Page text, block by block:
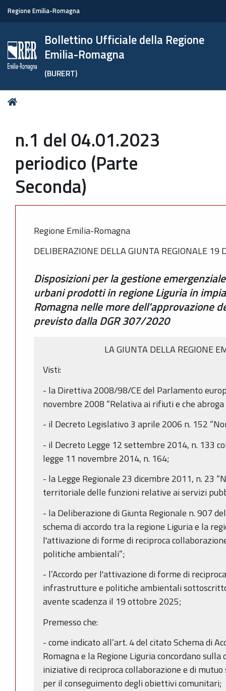
Regione Emilia-Romagna
Bollettino Ufficiale della Regione
Emilia-Romagna
(BURERT)
Tu
n.1 del 04.01.2023
periodico (Parte
Seconda)
Regione Emilia-Romagna
DELIBERAZIONE DELLA GIUNTA REGIONALE
Disposizioni per la gestione
urbani prodotti in regione Liguria in
Romagna nelle more dell'approvazione
previsto dalla DGR 307/2020
LA GIUNTA DELLA REGIONE
Visti:
- la Direttiva 2008/98/CE del Parlamento
novembre 2008 “Relativa ai rifiuti e che
- il Decreto Legislativo 3 aprile 2006 n. 152
- il Decreto Legge 12 settembre 2014, n. 133
legge 11 novembre 2014, n. 164;
- la Legge Regionale 23 dicembre 2011, n. 23
territoriale delle funzioni relative ai servizi
- la Deliberazione di Giunta Regionale n. 907
schema di accordo tra la regione Liguria e la
l'attivazione di forme di reciproca
politiche ambientali”;
- l’Accordo per l'attivazione di forme di
infrastrutture e politiche ambientali
avente scadenza il 19 ottobre 2025;
Premesso che:
- come indicato all’art. 4 del citato Schema di
Romagna e la Regione Liguria concordano
iniziative di reciproca collaborazione e di
per il conseguimento degli obiettivi comunitari;